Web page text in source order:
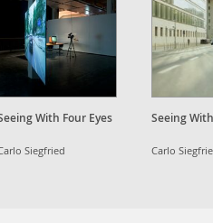
With Four Eyes
Siegfried
Seeing
Carlo